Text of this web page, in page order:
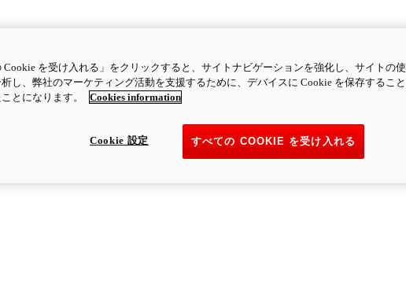
Cookie を受け入れる」をクリックすると、サイトナビゲーションを強化し、サイトの使
し、弊社のマーケティング活動を支援するために、デバイスに Cookie を保存すること
とになります。
Cookies information
すべての COOKIE を受け入れる
Cookie 設定